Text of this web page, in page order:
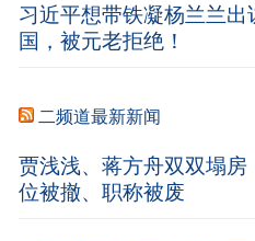
习近平想带铁凝杨兰兰出
国，被元老拒绝！
二频道最新新闻
贾浅浅、蒋方舟双双塌房
位被撤、职称被废